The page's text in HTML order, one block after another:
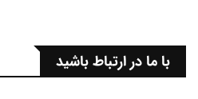
با ما در ارتباط باشید